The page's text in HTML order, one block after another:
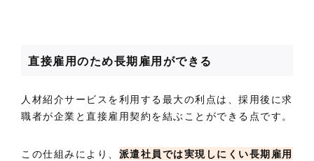
直接雇用のため長期雇用ができる
人材紹介サービスを利用する最大の利点は、採用後に求
職者が企業と直接雇用契約を結ぶことができる点です。
この仕組みにより、 派遣社員では実現しにくい長期雇用